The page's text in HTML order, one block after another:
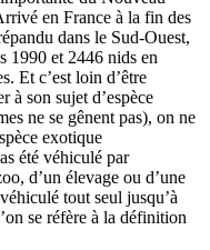
en France à la fin des
dans le Sud-Ouest,
1990 et 2446 nids en
Et c’est loin d’être
à son sujet d’espèce
ne se gênent pas), on ne
exotique
été véhiculé par
d’un élevage ou d’une
tout seul jusqu’à
se réfère à la définition